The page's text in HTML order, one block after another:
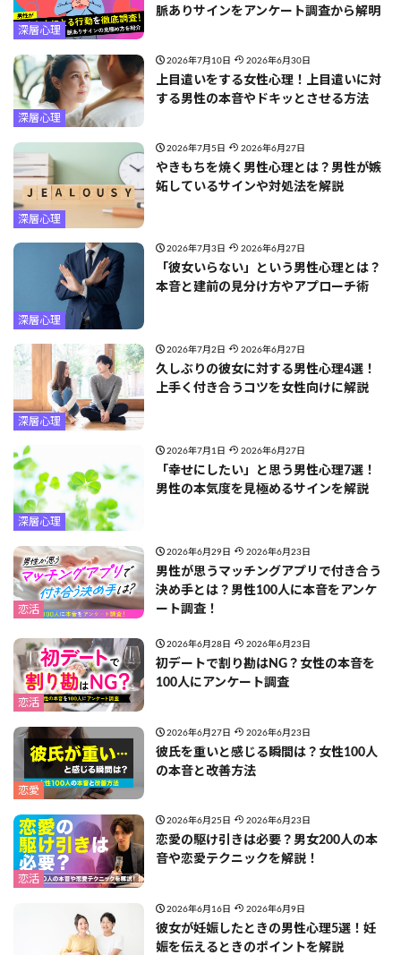
深層心理
脈ありサインをアンケート調査から解明
深層心理
2026年7月10日 2026年6月30日
上目遣いをする女性心理！上目遣いに対
する男性の本音やドキッとさせる方法
深層心理
2026年7月5日 2026年6月27日
やきもちを焼く男性心理とは？男性が嫉
妬しているサインや対処法を解説
深層心理
2026年7月3日 2026年6月27日
「彼女いらない」という男性心理とは？
本音と建前の見分け方やアプローチ術
深層心理
2026年7月2日 2026年6月27日
久しぶりの彼女に対する男性心理4選！
上手く付き合うコツを女性向けに解説
深層心理
2026年7月1日 2026年6月27日
「幸せにしたい」と思う男性心理7選！
男性の本気度を見極めるサインを解説
恋活
2026年6月29日 2026年6月23日
男性が思うマッチングアプリで付き合う
決め手とは？男性100人に本音をアンケ
ート調査！
恋活
2026年6月28日 2026年6月23日
初デートで割り勘はNG？女性の本音を
100人にアンケート調査
恋愛
2026年6月27日 2026年6月23日
彼氏を重いと感じる瞬間は？女性100人
の本音と改善方法
恋活
2026年6月25日 2026年6月23日
恋愛の駆け引きは必要？男女200人の本
音や恋愛テクニックを解説！
2026年6月16日 2026年6月9日
彼女が妊娠したときの男性心理5選！妊
娠を伝えるときのポイントを解説